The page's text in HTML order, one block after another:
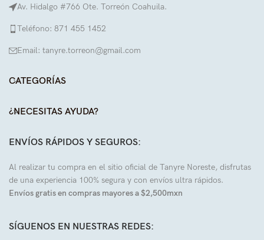
Av. Hidalgo #766 Ote. Torreón Coahuila.
Teléfono: 871 455 1452
Email: tanyre.torreon@gmail.com
CATEGORÍAS
¿NECESITAS AYUDA?
ENVÍOS RÁPIDOS Y SEGUROS:
Al realizar tu compra en el sitio oficial de Tanyre Noreste, disfrutas
de una experiencia 100% segura y con envíos ultra rápidos.
Envíos gratis en compras mayores a $2,500mxn
SÍGUENOS EN NUESTRAS REDES: